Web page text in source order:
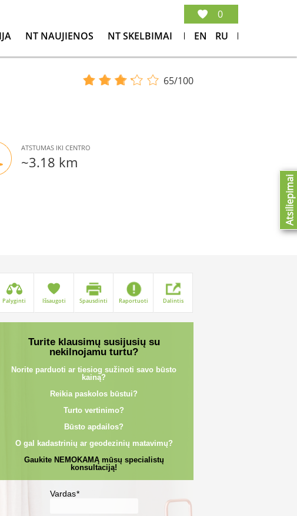
NT NAUJIENOS NT SKELBIMAI EN RU
0
65/100
ATSTUMAS IKI CENTRO
~3.18 km
Palyginti Išsaugoti Spausdinti Raportuoti Dalintis
Turite klausimų susijusių su
nekilnojamu turtu?
Norite parduoti ar tiesiog sužinoti savo būsto
kainą?
Reikia paskolos būstui?
Turto vertinimo?
Būsto apdailos?
O gal kadastrinių ar geodezinių matavimų?
Gaukite NEMOKAMĄ mūsų specialistų
konsultaciją!
Vardas*
Atsiliepimai